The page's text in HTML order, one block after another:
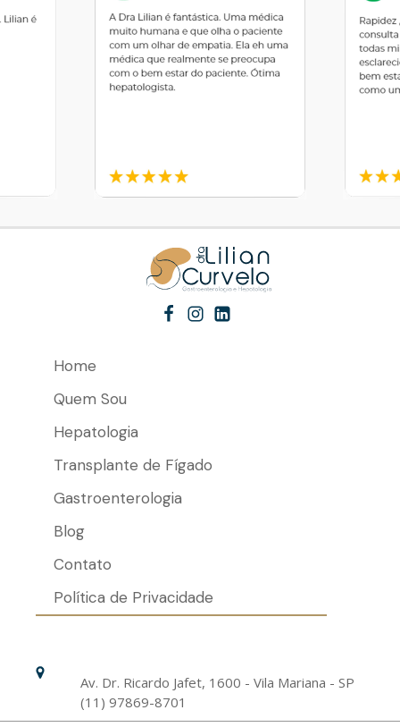
Home
Quem Sou
Hepatologia
Transplante de Fígado
Gastroenterologia
Blog
Contato
Política de Privacidade
Av. Dr. Ricardo Jafet, 1600 - Vila Mariana - SP
(11) 97869-8701